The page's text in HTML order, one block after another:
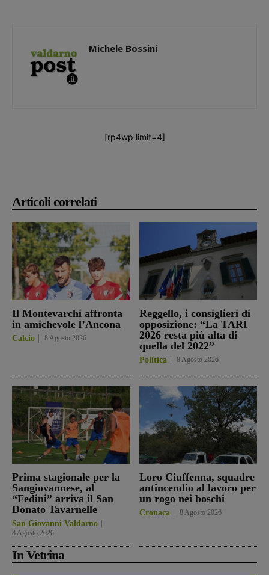
Articoli correlati
Il Montevarchi affronta
in amichevole l’Ancona
Calcio 8 Agosto 2026
Reggello, i consiglieri di
opposizione: “La TARI
2026 resta più alta di
quella del 2022”
Politica 8 Agosto 2026
Prima stagionale per la
Sangiovannese, al
“Fedini” arriva il San
Donato Tavarnelle
San Giovanni Valdarno
8 Agosto 2026
Loro Ciuffenna, squadre
antincendio al lavoro per
un rogo nei boschi
Cronaca 8 Agosto 2026
In Vetrina
Michele Bossini
[rp4wp limit=4]